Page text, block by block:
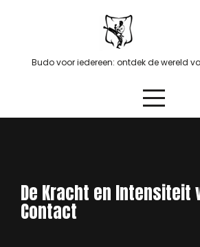
Budo voor iedereen: ontdek de wereld
De Kracht en Intensiteit
Contact